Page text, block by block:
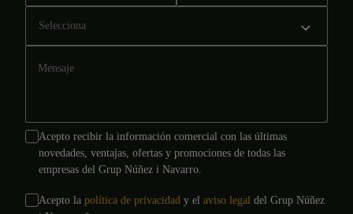
Mensaje
Acepto recibir la información comercial con las últimas
novedades, ventajas, ofertas y promociones de todas las
empresas del Grup Núñez i Navarro.
Acepto la política de privacidad y el aviso legal del Grup Núñez